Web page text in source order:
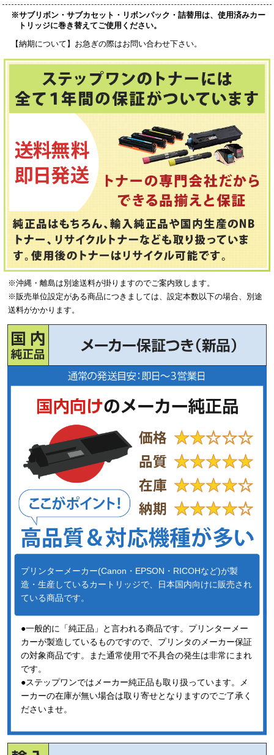
※サブリボン・サブカセット・リボンパック・詰替用は、使用済みカー
トリッジに巻き替えてご使用ください。
【納期について】お急ぎの際はお問い合わせ下さい。
※沖縄・離島は別途送料が掛りますのでご案内致します。
※販売単位設定がある商品につきましては、設定本数以下の場合、別途
送料がかかります。
プリンターメーカー(Canon・EPSON・RICOHなど)が製
造・生産しているカートリッジで、日本国内向けに販売され
ている商品です。
●一般的に「純正品」と言われる商品です。プリンターメー
カーが製造しているものですので、プリンタのメーカー保証
の対象商品です。また通常使用で不具合の発生は非常にまれ
です。
●ステップワンではメーカー純正品も取り扱っています。メ
ーカーの在庫が無い場合は取り寄せとなりますのでご了承く
ださいませ。